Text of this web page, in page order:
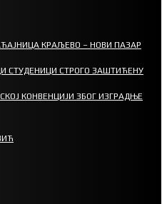
КРАЉЕВО – НОВИ ПАЗАР
СТУДЕНИЦИ СТРОГО ЗАШТИЋЕНУ
КОНВЕНЦИЈИ ЗБОГ ИЗГРАДЊЕ